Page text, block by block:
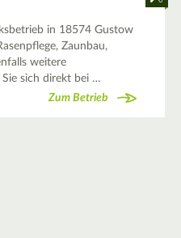
in 18574 Gustow
Zaunbau,
weitere
Sie sich direkt bei …
Zum Betrieb